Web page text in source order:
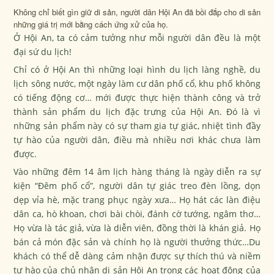
Không chỉ biết gìn giữ di sản, người dân Hội An đã bồi đắp cho di sản
những giá trị mới bằng cách ứng xử của họ.
Ở Hội An, ta có cảm tưởng như mỗi người dân đều là một
đại sứ du lịch!
Chỉ có ở Hội An thì những loại hình du lịch làng nghề, du
lịch sông nước, một ngày làm cư dân phố cổ, khu phố không
có tiếng động cơ… mới được thực hiện thành công và trở
thành sản phẩm du lịch đặc trưng của Hội An. Đó là vì
những sản phẩm này có sự tham gia tự giác, nhiệt tình đầy
tự hào của người dân, điều mà nhiều nơi khác chưa làm
được.
Vào những đêm 14 âm lịch hàng tháng là ngày diễn ra sự
kiện “Đêm phố cổ”, người dân tự giác treo đèn lồng, dọn
dẹp vỉa hè, mặc trang phục ngày xưa… Họ hát các làn điệu
dân ca, hò khoan, chơi bài chòi, đánh cờ tướng, ngâm thơ…
Họ vừa là tác giả, vừa là diễn viên, đồng thời là khán giả. Họ
bán cả món đặc sản và chính họ là người thưởng thức…Du
khách có thể dễ dàng cảm nhận được sự thích thú và niềm
tự hào của chủ nhân di sản Hội An trong các hoạt động của